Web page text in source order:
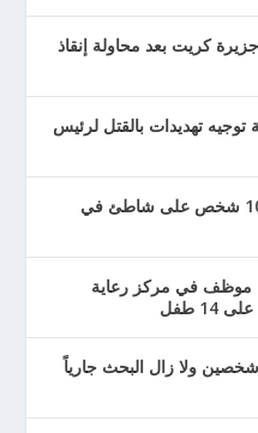
(42 عاماً) في جزيرة كريت بعد محاولة إنقاذ
توجيه تهديدات بالقتل لرئيس
قنديل بحر ملون يلسع أكثر من 100 شخص على شاطئ في
موظف في مركز رعاية
طفل
ولا زال البحث جارياً